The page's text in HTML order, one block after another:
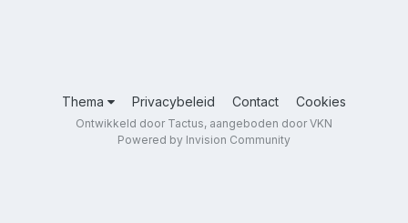
Thema Privacybeleid Contact Cookies
Ontwikkeld door Tactus, aangeboden door VKN
Powered by Invision Community